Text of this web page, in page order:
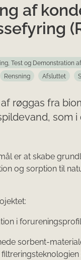
af
Test og Demonstration
Rensning Afsluttet
røggas fra
som
er at skabe
og sorption til
i
sorbent-